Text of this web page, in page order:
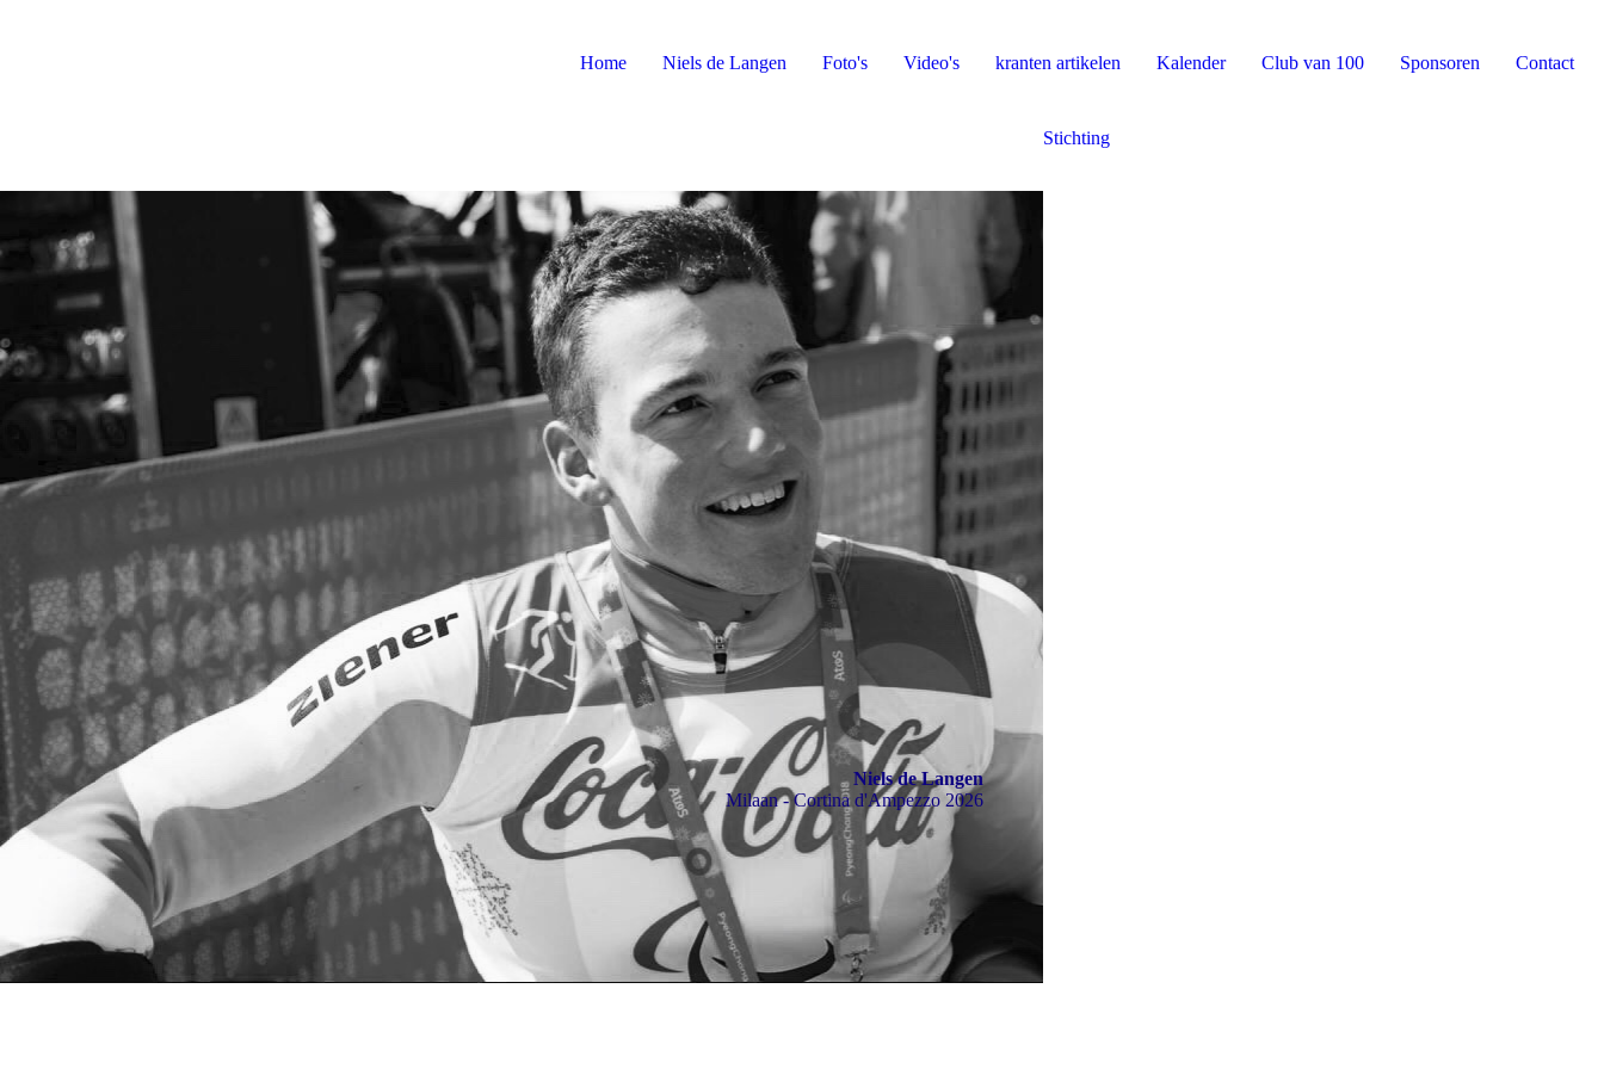
Home Niels de Langen Foto's Video's kranten artikelen Kalender Club van 100 Sponsoren Contact
Stichting
Niels de Langen
Milaan - Cortina d'Ampezzo 2026